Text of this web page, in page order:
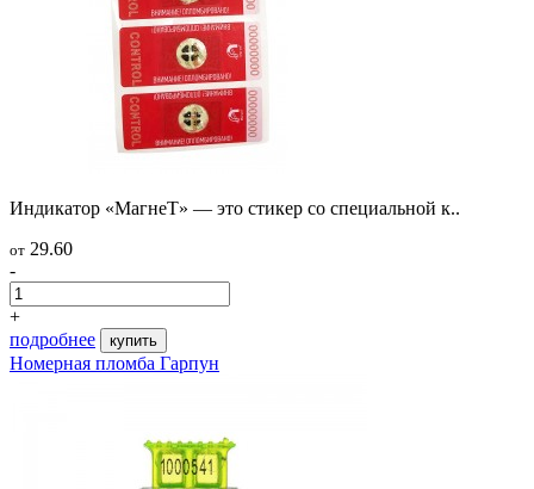
Индикатор «МагнеТ» — это стикер со специальной к..
от 29.60
-
+
подробнее
купить
Номерная пломба Гарпун